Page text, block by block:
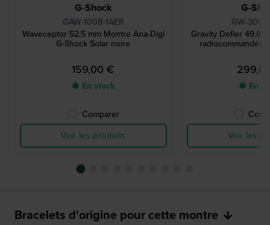
G-Shock
GAW-100B-1AER
Waveceptor 52.5 mm Montre Ana-Digi
G-Shock Solar noire
159,00 €
● En stock
Comparer
Voir les produits
G-
GW-
Gravity Defier 49.8
radiocommandée
● En
Voir les
Bracelets d'origine pour cette montre